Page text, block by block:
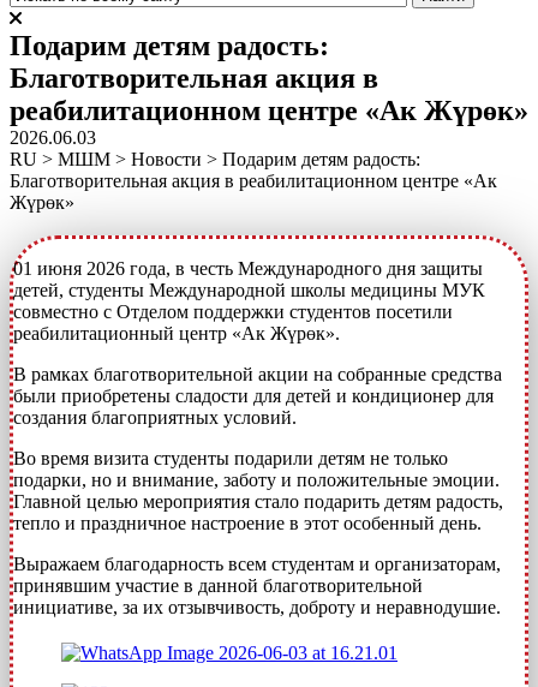
Подарим детям радость:
Благотворительная акция в
реабилитационном центре «Ак Жүрөк»
2026.06.03
RU > МШМ > Новости > Подарим детям радость:
Благотворительная акция в реабилитационном центре «Ак
Жүрөк»
01 июня 2026 года, в честь Международного дня защиты
детей, студенты Международной школы медицины МУК
совместно с Отделом поддержки студентов посетили
реабилитационный центр «Ак Жүрөк».
В рамках благотворительной акции на собранные средства
были приобретены сладости для детей и кондиционер для
создания благоприятных условий.
Во время визита студенты подарили детям не только
подарки, но и внимание, заботу и положительные эмоции.
Главной целью мероприятия стало подарить детям радость,
тепло и праздничное настроение в этот особенный день.
Выражаем благодарность всем студентам и организаторам,
принявшим участие в данной благотворительной
инициативе, за их отзывчивость, доброту и неравнодушие.